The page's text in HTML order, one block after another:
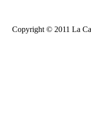
Copyright © 2011 La